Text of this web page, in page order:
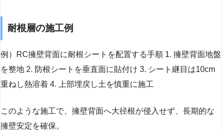
耐根層の施工例
例）RC擁壁背面に耐根シートを配置する手順 1. 擁壁背面地盤
を整地 2. 防根シートを垂直面に貼付け 3. シート継目は10cm
重ねし熱溶着 4. 上部埋戻し土を慎重に施工
このような施工で、擁壁背面へ大径根が侵入せず、長期的な
擁壁安定を確保。